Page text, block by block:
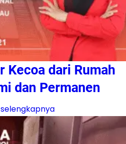
Kecoa dari Rumah
dan Permanen